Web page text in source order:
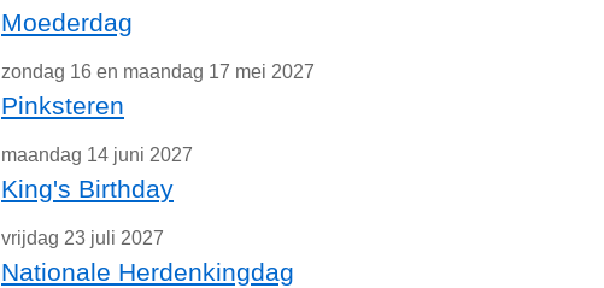
Moederdag
zondag 16 en maandag 17 mei 2027
Pinksteren
maandag 14 juni 2027
King's Birthday
vrijdag 23 juli 2027
Nationale Herdenkingdag